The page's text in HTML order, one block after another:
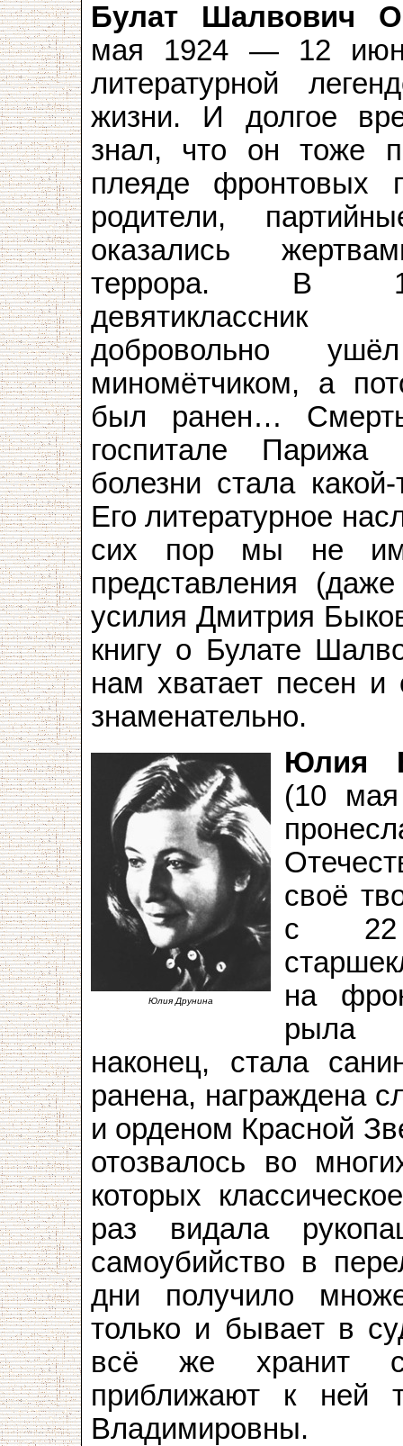
Булат Шалвович
мая 1924 — 12
литературной
жизни. И долгое
знал, что он тоже
плеяде фронтовых
родители,
оказались
террора. В
добровольно
миномётчиком, а
был ранен…
госпитале Парижа
болезни стала
Его литературное
сих пор мы не
представления
усилия Дмитрия
книгу о Булате
нам хватает песен
знаменательно.
Юлия Друнина
Юлия
(10
своё
с 22
на
рыла
наконец, стала
ранена, награждена
и орденом Красной
отозвалось во
которых
раз видала
самоубийство в
дни получило
только и бывает в
всё же хранит
приближают к ней
Владимировны.